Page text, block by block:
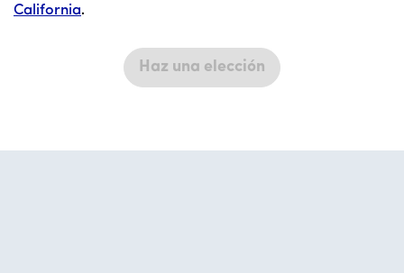
California.
Haz una elección